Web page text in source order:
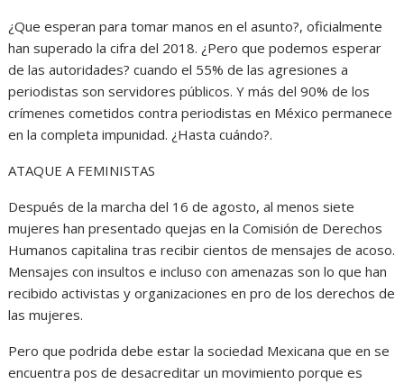
¿Que esperan para tomar manos en el asunto?, oficialmente
han superado la cifra del 2018. ¿Pero que podemos esperar
de las autoridades? cuando el 55% de las agresiones a
periodistas son servidores públicos. Y más del 90% de los
crímenes cometidos contra periodistas en México permanece
en la completa impunidad. ¿Hasta cuándo?.
ATAQUE A FEMINISTAS
Después de la marcha del 16 de agosto, al menos siete
mujeres han presentado quejas en la Comisión de Derechos
Humanos capitalina tras recibir cientos de mensajes de acoso.
Mensajes con insultos e incluso con amenazas son lo que han
recibido activistas y organizaciones en pro de los derechos de
las mujeres.
Pero que podrida debe estar la sociedad Mexicana que en se
encuentra pos de desacreditar un movimiento porque es